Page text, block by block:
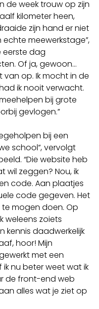
de week trouw op zijn
kilometer heen,
zijn hand er niet
echte meewerkstage”,
eerste dag
Of ja, gewoon…
van op. Ik mocht in de
ik nooit verwacht.
bij grote
gevlogen.”
bij een
school”, vervolgt
“Die website heb
wil zeggen? Nou, ik
code. Aan plaatjes
code gegeven. Het
te mogen doen. Op
weleens zoiets
kennis daadwerkelijk
hoor! Mijn
met een
ik nu beter weet wat ik
de front-end web
alles wat je ziet op